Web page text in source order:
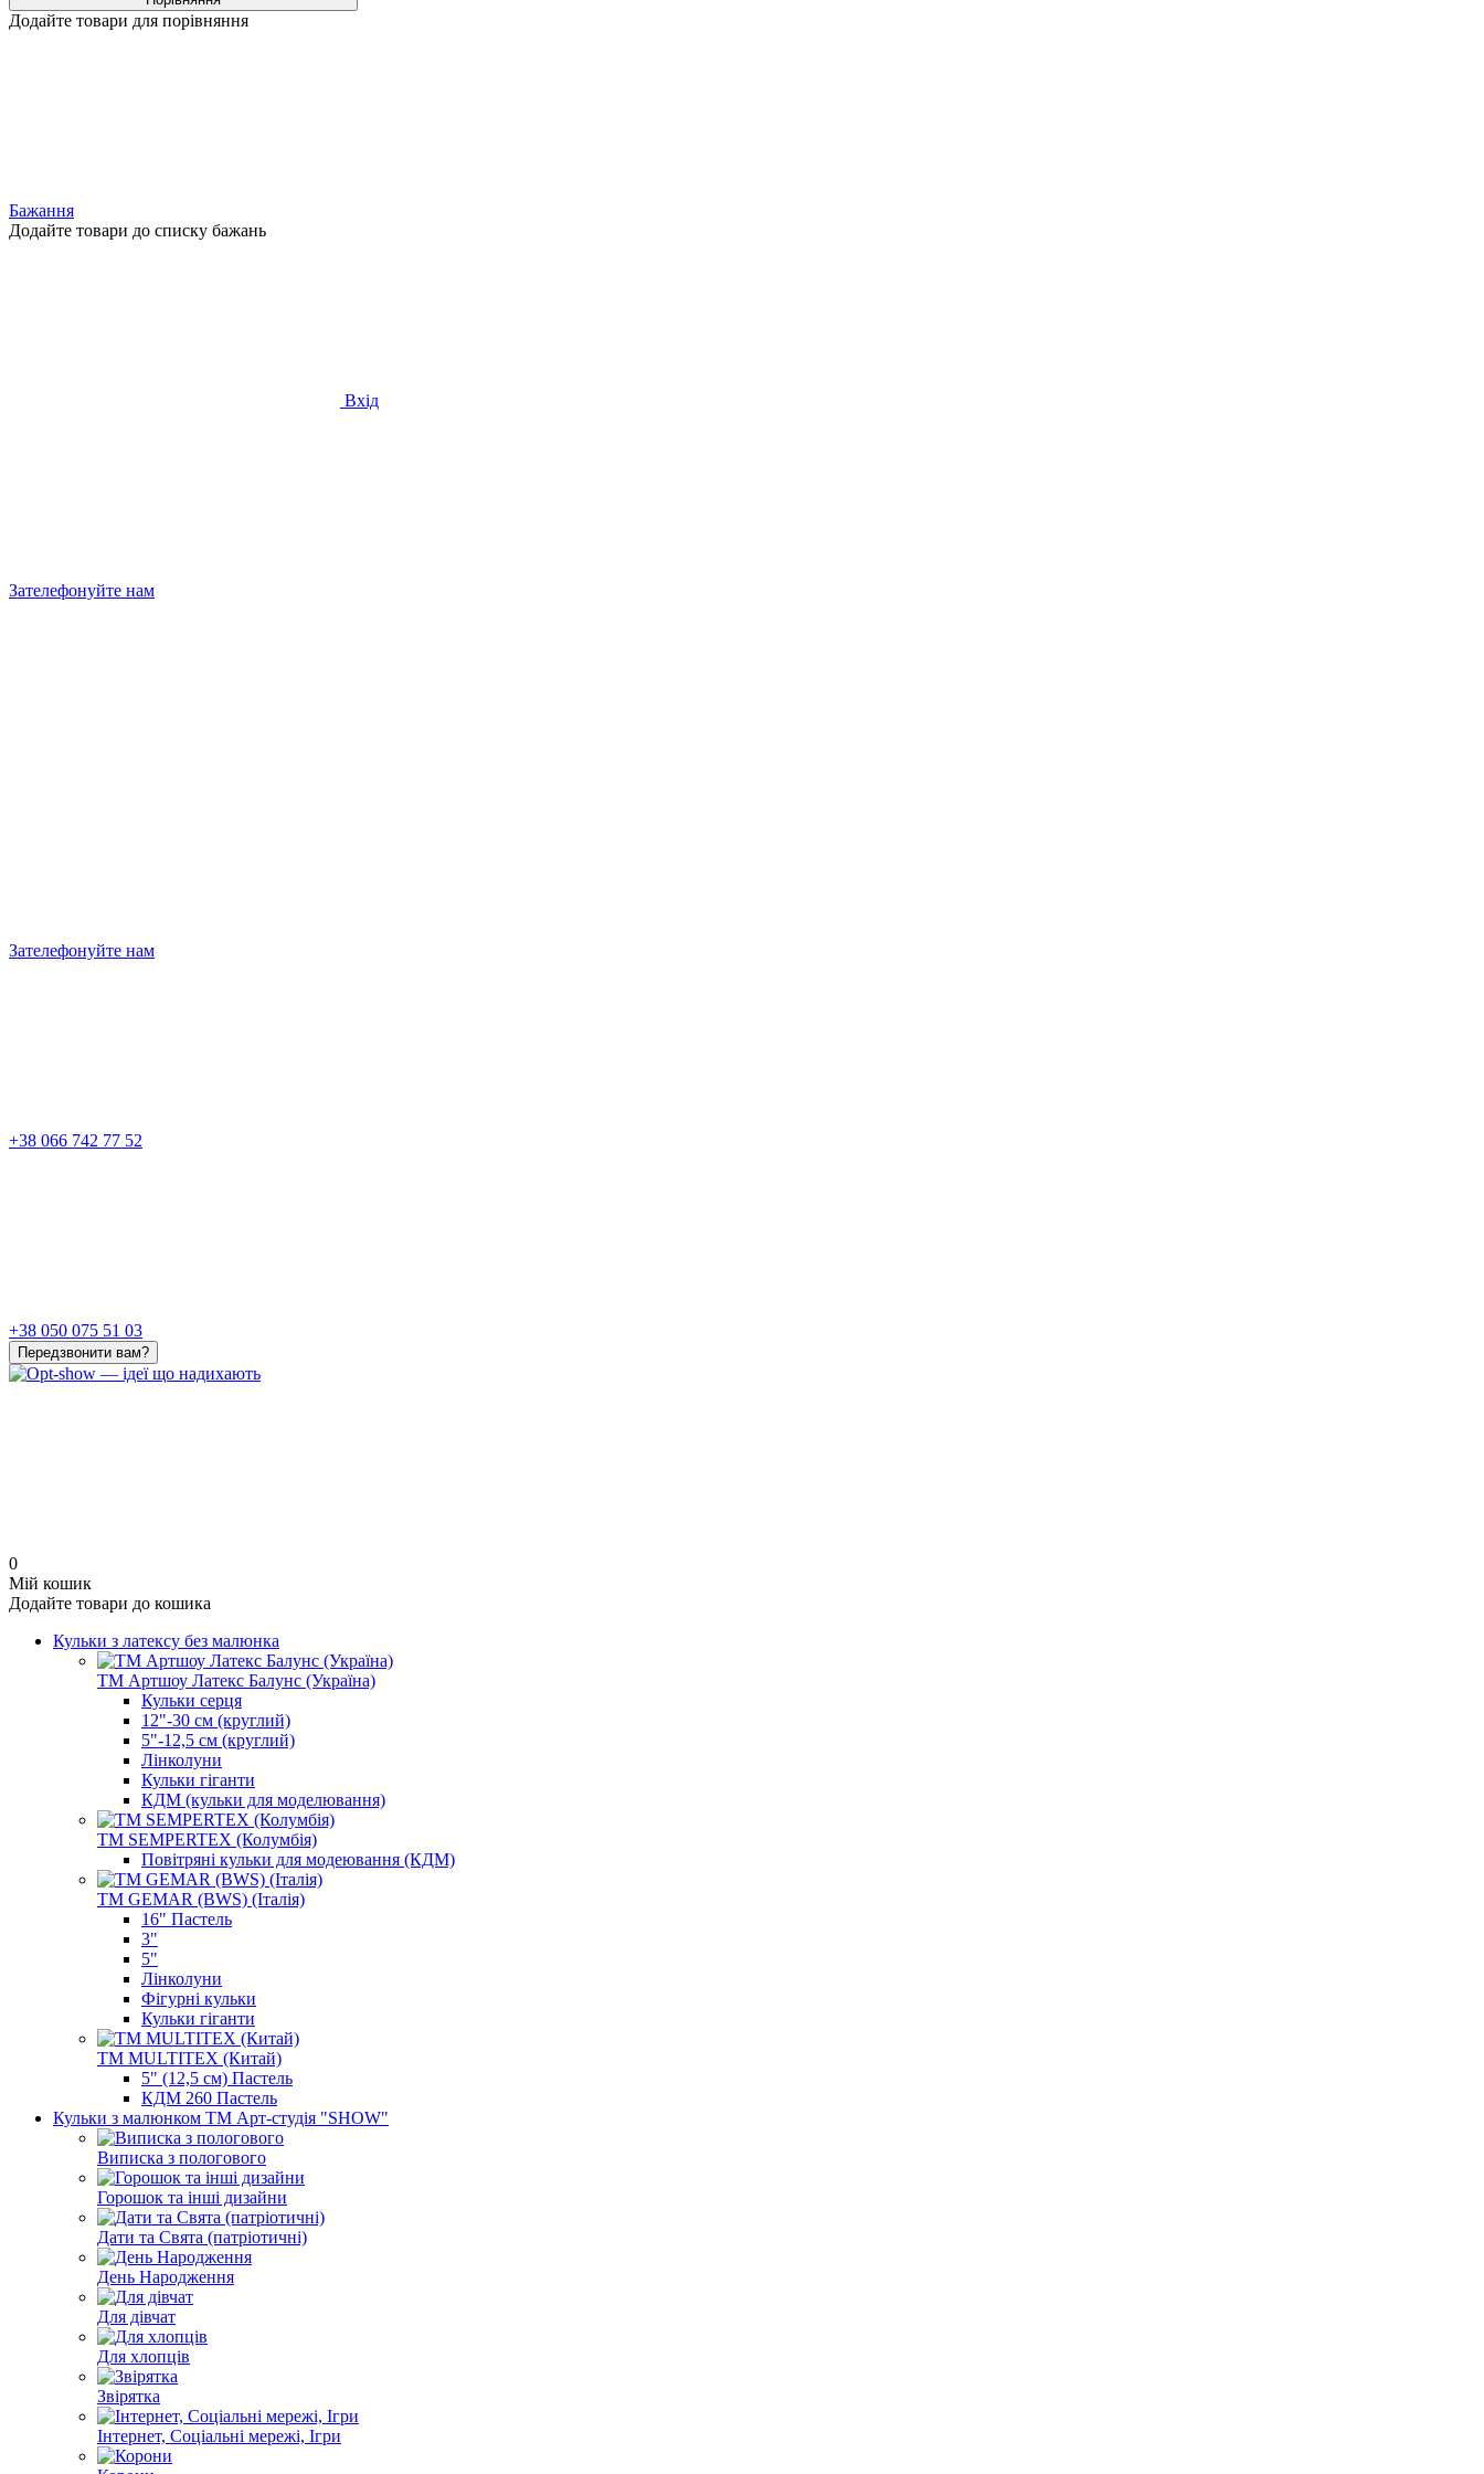
Додайте товари для порівняння
Бажання
Додайте товари до списку бажань
Вхід
Зателефонуйте нам
Зателефонуйте нам
+38 066 742 77 52
+38 050 075 51 03
Передзвонити вам?
0
Мій кошик
Додайте товари до кошика
Кульки з латексу без малюнка
ТМ Артшоу Латекс Балунс (Україна)
Кульки серця
12"-30 см (круглий)
5"-12,5 см (круглий)
Лінколуни
Кульки гіганти
КДМ (кульки для моделювання)
ТМ SEMPERTEX (Колумбія)
Повітряні кульки для модеювання (КДМ)
ТМ GEMAR (BWS) (Італія)
16" Пастель
3"
5"
Лінколуни
Фігурні кульки
Кульки гіганти
ТМ MULTITEX (Китай)
5" (12,5 см) Пастель
КДМ 260 Пастель
Кульки з малюнком ТМ Арт-студія "SHOW"
Виписка з пологового
Горошок та інші дизайни
Дати та Свята (патріотичні)
День Народження
Для дівчат
Для хлопців
Звірятка
Інтернет, Соціальні мережі, Ігри